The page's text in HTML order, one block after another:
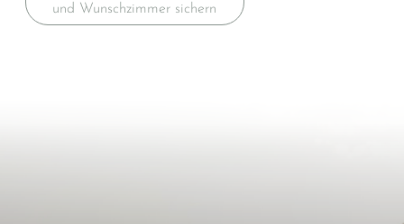
und Wunschzimmer sichern